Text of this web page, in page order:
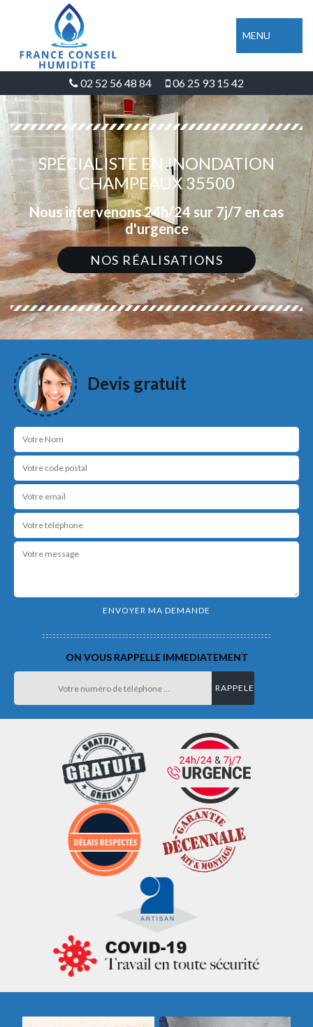
MENU
02 52 56 48 84 06 25 93 15 42
SPÉCIALISTE EN INONDATION
CHAMPEAUX 35500
Nous intervenons 24h/24 sur 7j/7 en cas
d'urgence
NOS RÉALISATIONS
Devis gratuit
ON VOUS RAPPELLE IMMEDIATEMENT